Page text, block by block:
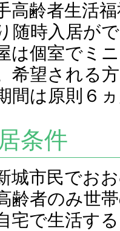
高齢者生活
随時入居が
は個室でミ
希望される
間は原則６
条件
城市民でお
齢者のみ世
宅で生活す